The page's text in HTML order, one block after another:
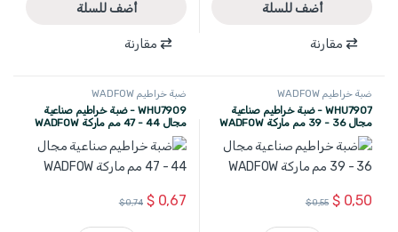
أضف للسلة
مقارنة
أضف للسلة
مقارنة
ضبة خراطيم WADFOW
WHU7907 - ضبة خراطيم صناعية
مجال 36 - 39 مم ماركة WADFOW
$0,50
$0,55
ضبة خراطيم WADFOW
WHU7909 - ضبة خراطيم صناعية
مجال 44 - 47 مم ماركة WADFOW
$0,67
$0,74